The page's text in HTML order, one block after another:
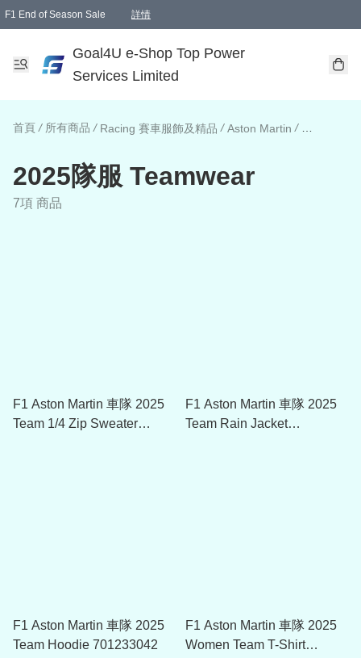
F1 End of Season Sale 詳情
Goal4U e-Shop Top Power
Services Limited
首頁 / 所有商品 / Racing 賽車服飾及精品 / Aston Martin / 2025隊服
2025隊服 Teamwear
7項 商品
F1 Aston Martin 車隊 2025
Team 1/4 Zip Sweater
F1 Aston Martin 車隊 2025
Team Rain Jacket
F1 Aston Martin 車隊 2025
Team Hoodie 701233042
F1 Aston Martin 車隊 2025
Women Team T-Shirt